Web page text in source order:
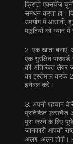
क्रिप्टो एक्सचेंज
समर्थन करता हो।
उपयोग में आसानी,
पद्धतियों को ध्यान
2. एक खाता बनाएं:
एक सुरक्षित
की अतिरिक्त लेयर
का इस्तेमाल करके
इनेबल करें।
3. अपनी पहचान
प्रतिष्ठित
पूरा करने के लिए
जानकारी आपकी
अलग-अलग होगी।